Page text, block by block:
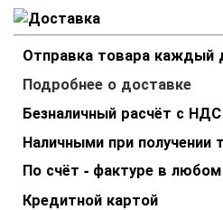
Отправка товара каждый
Подробнее о доставке
Безналичный расчёт с НДС
Наличными при получении
По счёт - фактуре в
Кредитной картой